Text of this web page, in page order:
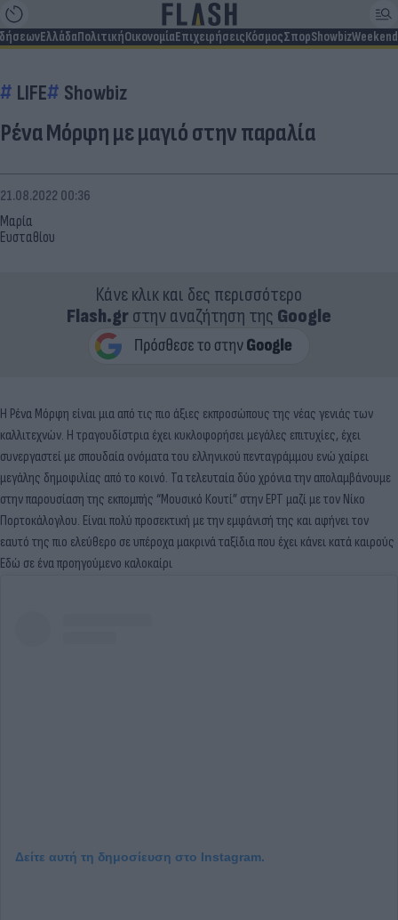
ΕλλάδαΠολιτικήΟικονομίαΕπιχειρήσειςΚόσμοςΣπορShowbizWeekend
LIFE Showbiz
Ρένα Μόρφη με μαγιό στην παραλία
Μαρία
Ευσταθίου
21.08.2022 00:36
Κάνε κλικ και δες περισσότερο
Flash.grστην αναζήτηση της Google
Η Ρένα Μόρφη είναι μια από τις πιο άξιες εκπροσώπους της νέας γενιάς των
καλλιτεχνών. Η τραγουδίστρια έχει κυκλοφορήσει μεγάλες επιτυχίες, έχει
συνεργαστεί με σπουδαία ονόματα του ελληνικού πενταγράμμου ενώ χαίρει
μεγάλης δημοφιλίας από το κοινό. Τα τελευταία δύο χρόνια την απολαμβάνουμε
στην παρουσίαση της εκπομπής “Μουσικό Κουτί” στην ΕΡΤ μαζί με τον Νίκο
Πορτοκάλογλου. Είναι πολύ προσεκτική με την εμφάνισή της και αφήνει τον
εαυτό της πιο ελεύθερο σε υπέροχα μακρινά ταξίδια που έχει κάνει κατά καιρούς
Εδώ σε ένα προηγούμενο καλοκαίρι
Δείτε αυτή τη δημοσίευση στο Instagram.